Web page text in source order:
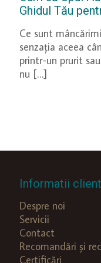
Ghidul Tău
Ce sunt
senzația aceea
printr-un prurit
nu […]
Informatii
Despre noi
Servicii
Contact
Recomandări și
Certificări